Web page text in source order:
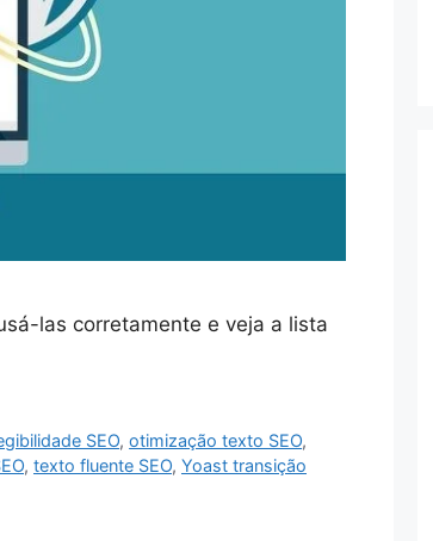
las corretamente e veja a lista
SEO,otimização texto SEO,
, texto fluente SEO, Yoast transição